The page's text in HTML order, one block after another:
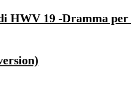
HWV 19 -Dramma